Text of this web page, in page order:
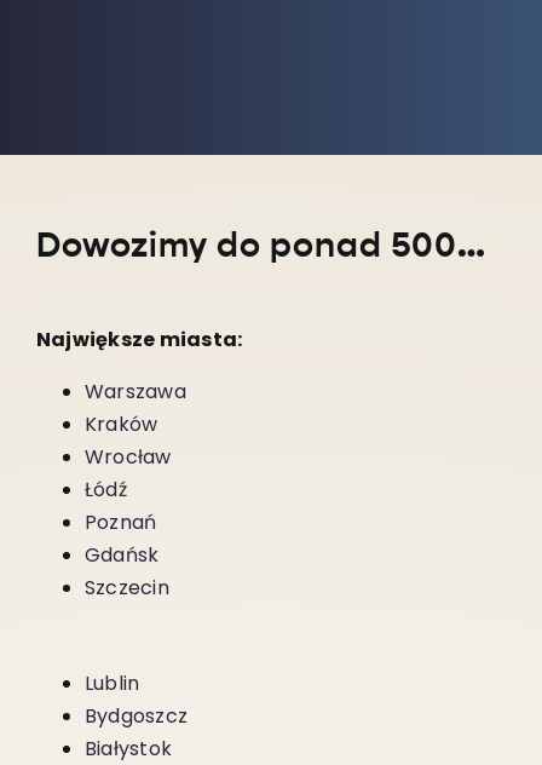
Dowozimy do ponad 5000 miejscowości w całym kraju!
Największe miasta:
Warszawa
Kraków
Wrocław
Łódź
Poznań
Gdańsk
Szczecin
Lublin
Bydgoszcz
Białystok